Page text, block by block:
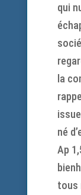
qui
la
né
Ap
tous